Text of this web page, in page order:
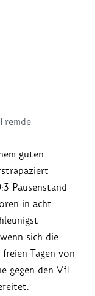
guten
Pausenstand
in acht
sich die
Tagen von
gegen den VfL